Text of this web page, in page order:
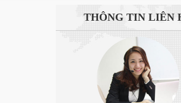
THÔNG TIN LIÊN